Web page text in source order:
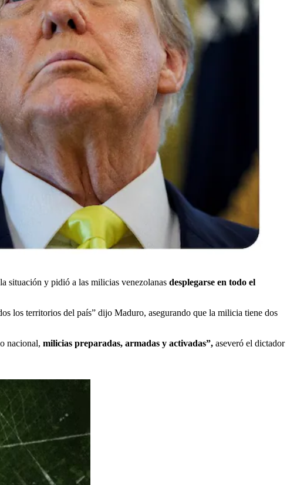
situación y pidió a las milicias venezolanas desplegarse en todo el
los territorios del país” dijo Maduro, asegurando que la milicia tiene dos
nacional, milicias preparadas, armadas y activadas”, aseveró el dictador